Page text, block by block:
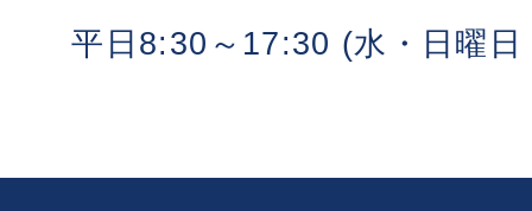
平日8:30～17:30 (水・日曜